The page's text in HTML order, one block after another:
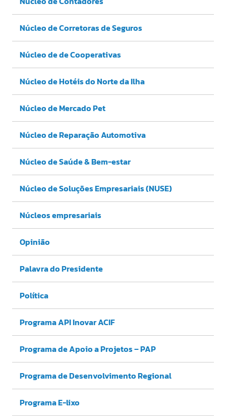
Núcleo de Corretoras de Seguros
Núcleo de de Cooperativas
Núcleo de Hotéis do Norte da Ilha
Núcleo de Mercado Pet
Núcleo de Reparação Automotiva
Núcleo de Saúde & Bem-estar
Núcleo de Soluções Empresariais (NUSE)
Núcleos empresariais
Opinião
Palavra do Presidente
Política
Programa API Inovar ACIF
Programa de Apoio a Projetos – PAP
Programa de Desenvolvimento Regional
Programa E-lixo